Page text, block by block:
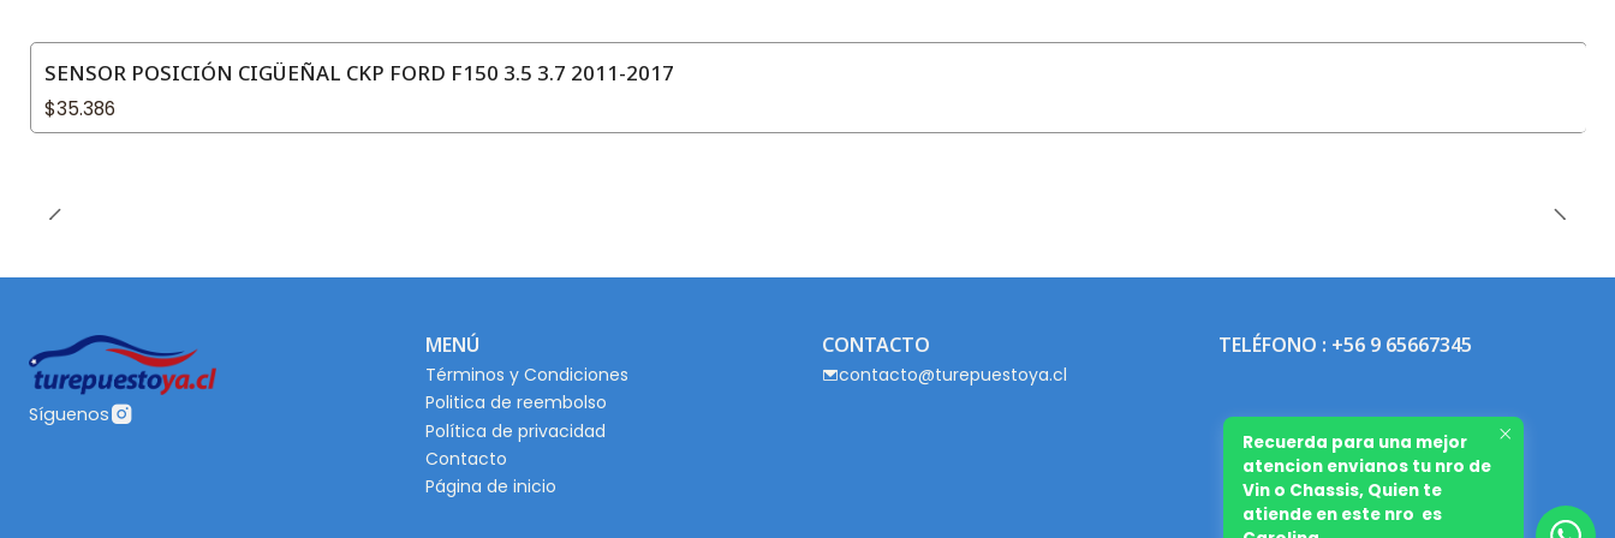
SENSOR POSICIÓN CIGÜEÑAL CKP FORD F150 3.5 3.7 2011-2017
$35.386
Síguenos
MENÚ
Términos y Condiciones
Politica de reembolso
Política de privacidad
Contacto
Página de inicio
CONTACTO
contacto@turepuestoya.cl
TELÉFONO : +56 9 65667345
Recuerda para una mejor
atencion envianos tu nro de
Vin o Chassis, Quien te
atiende en este nro es